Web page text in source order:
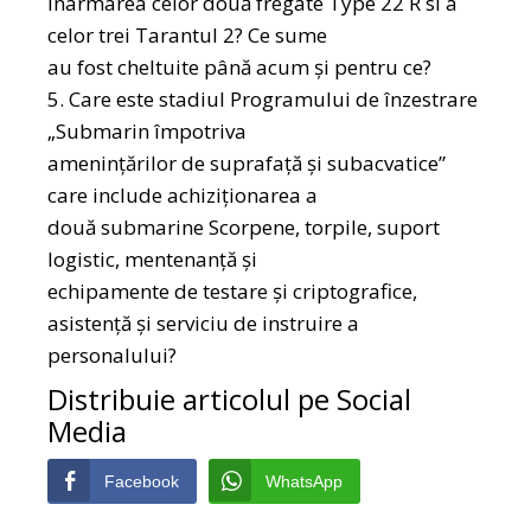
celor trei Tarantul 2? Ce sume
au fost cheltuite până acum și pentru ce?
5. Care este stadiul Programului de înzestrare
„Submarin împotriva
amenințărilor de suprafață și subacvatice”
care include achiziționarea a
două submarine Scorpene, torpile, suport
logistic, mentenanță și
echipamente de testare și criptografice,
asistență și serviciu de instruire a
personalului?
Distribuie articolul pe Social
Media
Facebook WhatsApp